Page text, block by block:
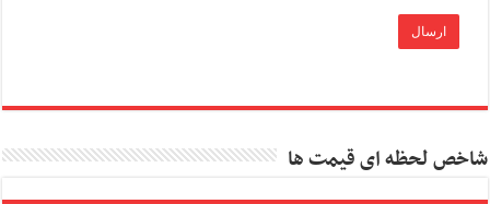
شاخص لحظه ای قیمت ها